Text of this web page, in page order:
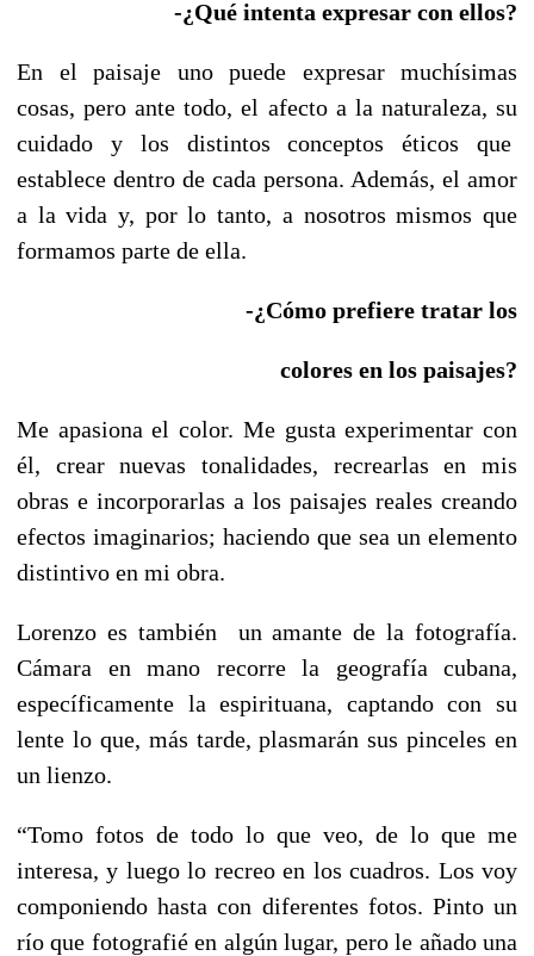
-¿Qué intenta expresar con ellos?
En el paisaje uno puede expresar muchísimas
cosas, pero ante todo, el afecto a la naturaleza, su
cuidado y los distintos conceptos éticos que
establece dentro de cada persona. Además, el amor
a la vida y, por lo tanto, a nosotros mismos que
formamos parte de ella.
-¿Cómo prefiere tratar los
colores en los paisajes?
Me apasiona el color. Me gusta experimentar con
él, crear nuevas tonalidades, recrearlas en mis
obras e incorporarlas a los paisajes reales creando
efectos imaginarios; haciendo que sea un elemento
distintivo en mi obra.
Lorenzo es también un amante de la fotografía.
Cámara en mano recorre la geografía cubana,
específicamente la espirituana, captando con su
lente lo que, más tarde, plasmarán sus pinceles en
un lienzo.
“Tomo fotos de todo lo que veo, de lo que me
interesa, y luego lo recreo en los cuadros. Los voy
componiendo hasta con diferentes fotos. Pinto un
río que fotografié en algún lugar, pero le añado una